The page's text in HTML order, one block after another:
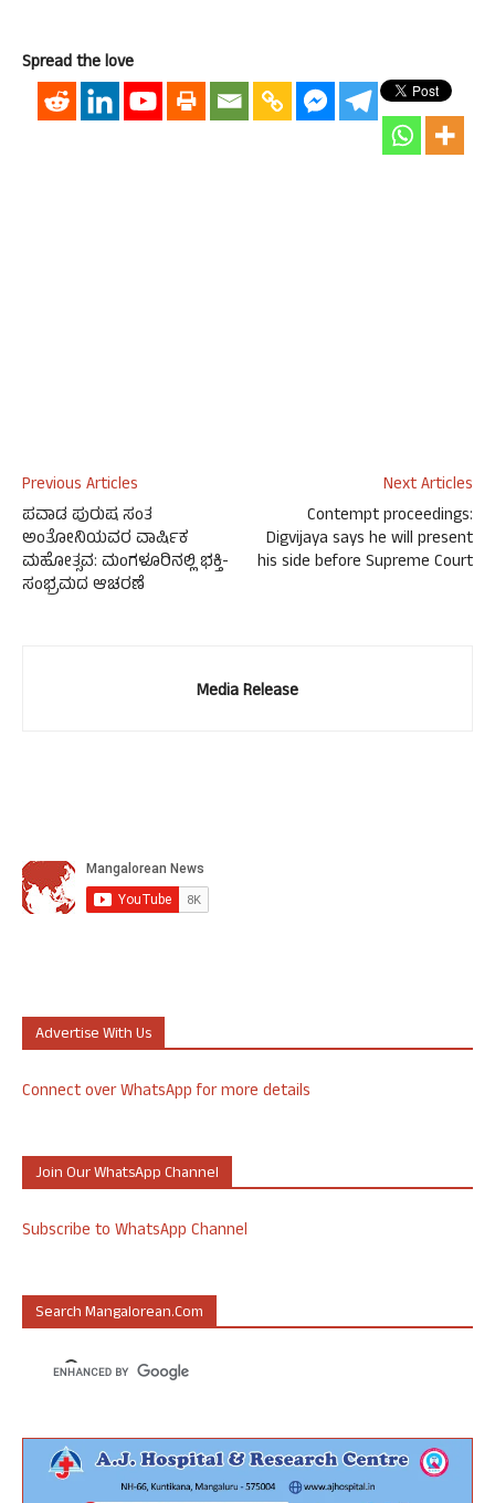
Spread the love
Previous Articles
ಪವಾಡ ಪುರುಷ ಸಂತ
ಅಂತೋನಿಯವರ ವಾರ್ಷಿಕ
ಮಹೋತ್ಸವ: ಮಂಗಳೂರಿನಲ್ಲಿ ಭಕ್ತಿ-
ಸಂಭ್ರಮದ ಆಚರಣೆ
Next Articles
Contempt proceedings:
Digvijaya says he will present
his side before Supreme Court
Media Release
Advertise With Us
Connect over WhatsApp for more details
Join Our WhatsApp Channel
Subscribe to WhatsApp Channel
Search Mangalorean.com